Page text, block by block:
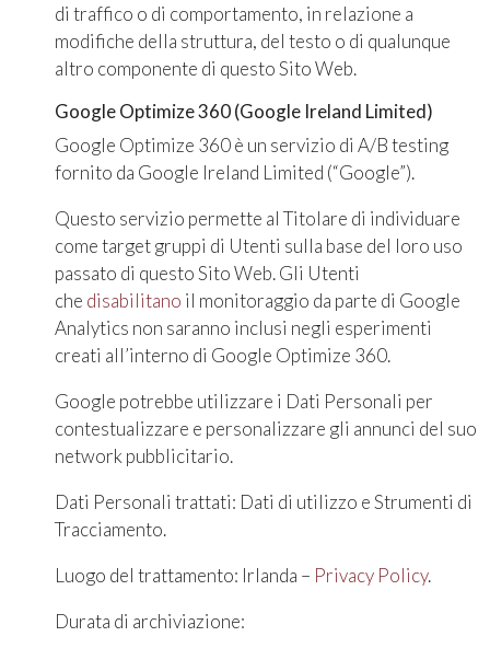
di traffico o di comportamento, in relazione a
modifiche della struttura, del testo o di qualunque
altro componente di questo Sito Web.
Google Optimize 360 (Google Ireland Limited)
Google Optimize 360 è un servizio di A/B testing
fornito da Google Ireland Limited (“Google”).
Questo servizio permette al Titolare di individuare
come target gruppi di Utenti sulla base del loro uso
passato di questo Sito Web. Gli Utenti
che disabilitano il monitoraggio da parte di Google
Analytics non saranno inclusi negli esperimenti
creati all’interno di Google Optimize 360.
Google potrebbe utilizzare i Dati Personali per
contestualizzare e personalizzare gli annunci del suo
network pubblicitario.
Dati Personali trattati: Dati di utilizzo e Strumenti di
Tracciamento.
Luogo del trattamento: Irlanda – Privacy Policy.
Durata di archiviazione: